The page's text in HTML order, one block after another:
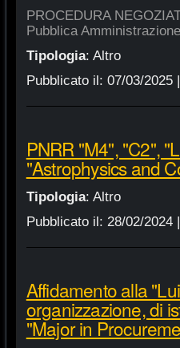
PROCEDURA
Pubblica
Tipologia: Altro
Pubblicato il: 07/03/2025|
PNRR "M4", "C2",
"Astrophysics and
Tipologia: Altro
Pubblicato il: 28/02/2024|
Affidamento alla
organizzazione, di
"Major in